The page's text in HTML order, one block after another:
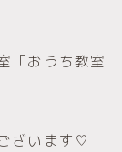
「おうち教室
ざいます♡